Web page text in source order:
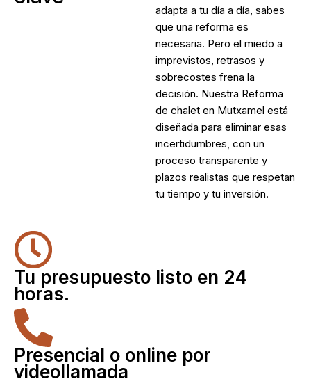
adapta a tu día a día, sabes
que una reforma es
necesaria. Pero el miedo a
imprevistos, retrasos y
sobrecostes frena la
decisión. Nuestra Reforma
de chalet en Mutxamel está
diseñada para eliminar esas
incertidumbres, con un
proceso transparente y
plazos realistas que respetan
tu tiempo y tu inversión.
Tu presupuesto listo en 24
horas.
Presencial o online por
videollamada